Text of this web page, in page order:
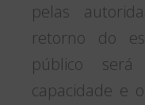
pelas
retorno do
público
capacidade e